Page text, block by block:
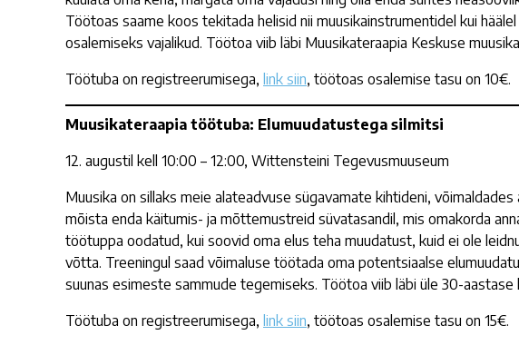
Töötoas saame koos tekitada helisid nii muusikainstrumentidel kui
osalemiseks vajalikud. Töötoa viib läbi Muusikateraapia Keskuse
Töötuba on registreerumisega, link siin, töötoas osalemise tasu on 10€.
Muusikateraapia töötuba: Elumuudatustega silmitsi
12. augustil kell 10:00 – 12:00, Wittensteini Tegevusmuuseum
Muusika on sillaks meie alateadvuse sügavamate kihtideni,
mõista enda käitumis- ja mõttemustreid süvatasandil, mis omakorda
töötuppa oodatud, kui soovid oma elus teha muudatust, kuid ei ole
võtta. Treeningul saad võimaluse töötada oma potentsiaalse
suunas esimeste sammude tegemiseks. Töötoa viib läbi üle 30-
Töötuba on registreerumisega, link siin, töötoas osalemise tasu on 15€.